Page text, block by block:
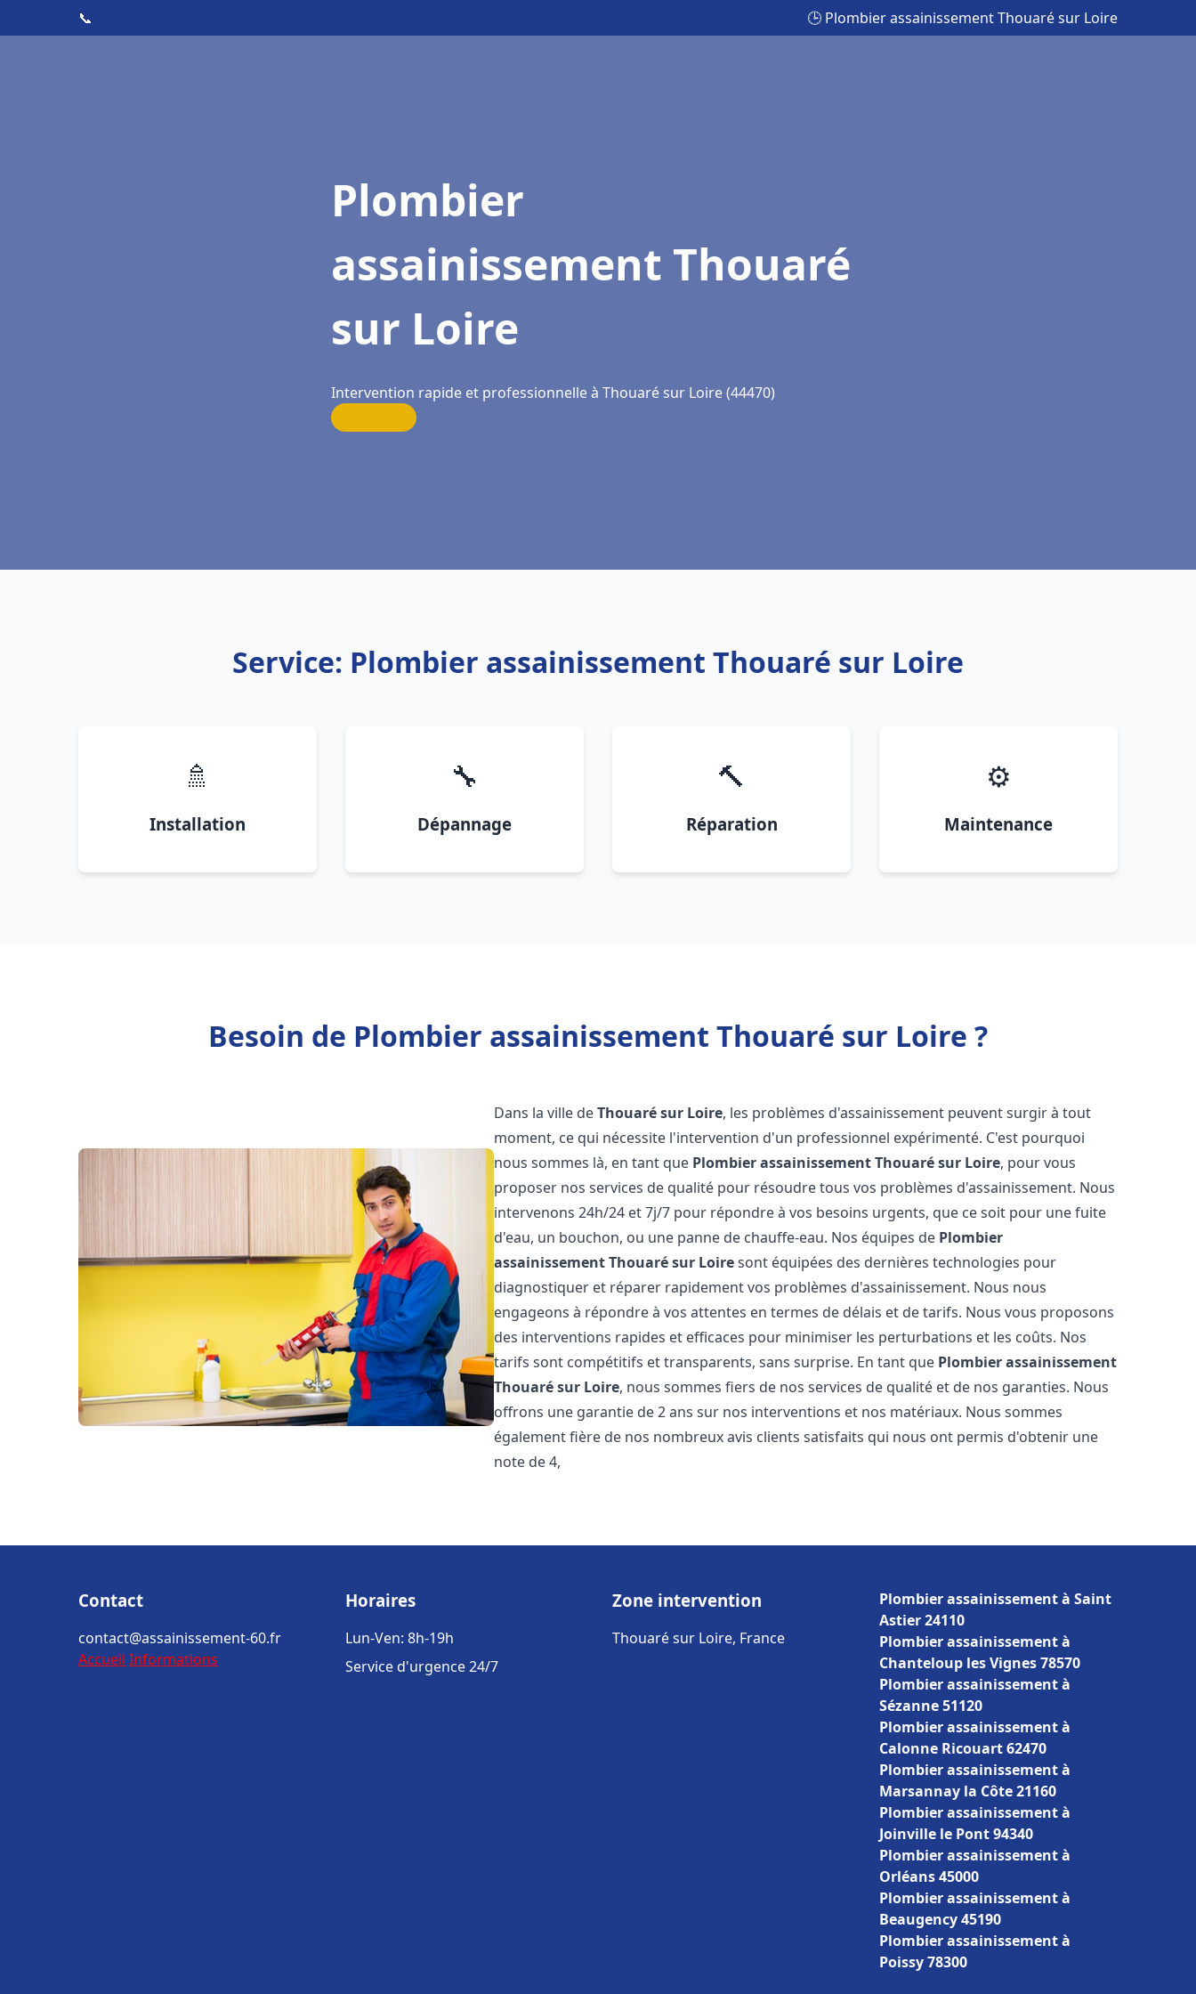
📞 🕒 Plombier assainissement Thouaré sur Loire
Plombier
assainissement Thouaré
sur Loire
Intervention rapide et professionnelle à Thouaré sur Loire (44470)
Service: Plombier assainissement Thouaré sur Loire
🚿
Installation
🔧
Dépannage
🔨
Réparation
⚙️
Maintenance
Besoin de Plombier assainissement Thouaré sur Loire ?
Dans la ville deThouaré sur Loire, les problèmes d'assainissement peuvent surgir à tout
moment, ce qui nécessite l'intervention d'un professionnel expérimenté. C'est pourquoi
nous sommes là, en tant que Plombier assainissementThouaré sur Loire, pour vous
proposer nos services de qualité pour résoudre tous vos problèmes d'assainissement. Nous
intervenons 24h/24 et 7j/7 pour répondre à vos besoins urgents, que ce soit pour une fuite
d'eau, un bouchon, ou une panne de chauffe-eau. Nos équipes de Plombier
assainissementThouaré sur Loiresont équipées des dernières technologies pour
diagnostiquer et réparer rapidement vos problèmes d'assainissement. Nous nous
engageons à répondre à vos attentes en termes de délais et de tarifs. Nous vous proposons
des interventions rapides et efficaces pour minimiser les perturbations et les coûts. Nos
tarifs sont compétitifs et transparents, sans surprise. En tant que Plombier assainissement
Thouaré sur Loire, nous sommes fiers de nos services de qualité et de nos garanties. Nous
offrons une garantie de 2 ans sur nos interventions et nos matériaux. Nous sommes
également fière de nos nombreux avis clients satisfaits qui nous ont permis d'obtenir une
note de 4,
Contact
contact@assainissement-60.fr
Accueil Informations
Horaires
Lun-Ven: 8h-19h
Service d'urgence 24/7
Zone intervention
Thouaré sur Loire, France
Plombier assainissement à Saint
Astier 24110
Plombier assainissement à
Chanteloup les Vignes 78570
Plombier assainissement à
Sézanne 51120
Plombier assainissement à
Calonne Ricouart 62470
Plombier assainissement à
Marsannay la Côte 21160
Plombier assainissement à
Joinville le Pont 94340
Plombier assainissement à
Orléans 45000
Plombier assainissement à
Beaugency 45190
Plombier assainissement à
Poissy 78300